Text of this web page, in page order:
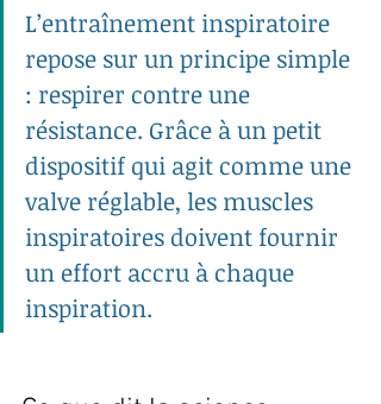
L’entraînement inspiratoire
repose sur un principe simple
: respirer contre une
résistance. Grâce à un petit
dispositif qui agit comme une
valve réglable, les muscles
inspiratoires doivent fournir
un effort accru à chaque
inspiration.